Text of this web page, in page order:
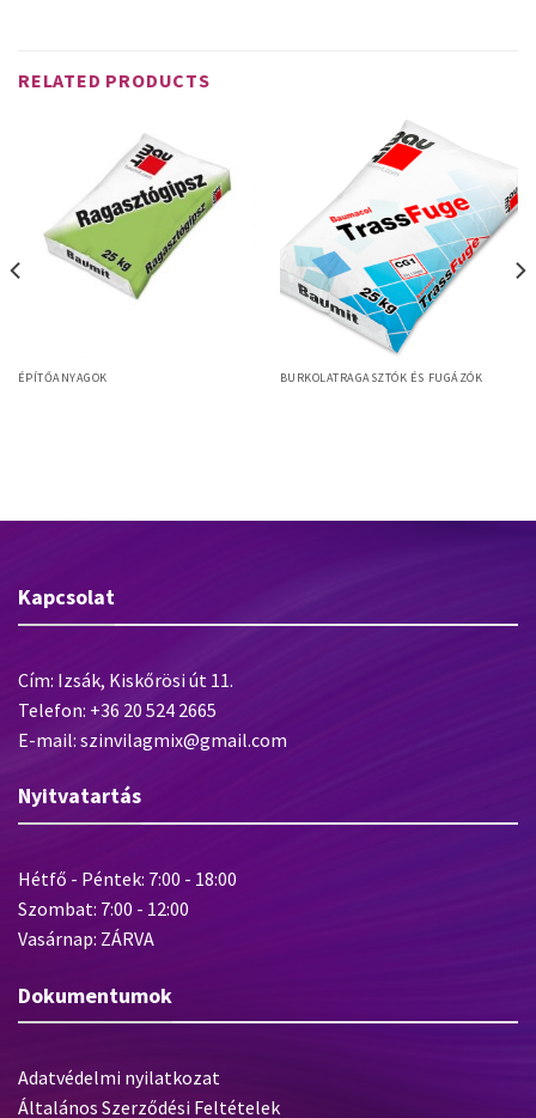
RELATED PRODUCTS
ÉPÍTŐANYAGOK BURKOLATRAGASZTÓK ÉS FUGÁZÓK
Kapcsolat
Cím: Izsák, Kiskőrösi út 11.
Telefon: +36 20 524 2665
E-mail: szinvilagmix@gmail.com
Nyitvatartás
Hétfő - Péntek: 7:00 - 18:00
Szombat: 7:00 - 12:00
Vasárnap: ZÁRVA
Dokumentumok
Adatvédelmi nyilatkozat
Általános Szerződési Feltételek